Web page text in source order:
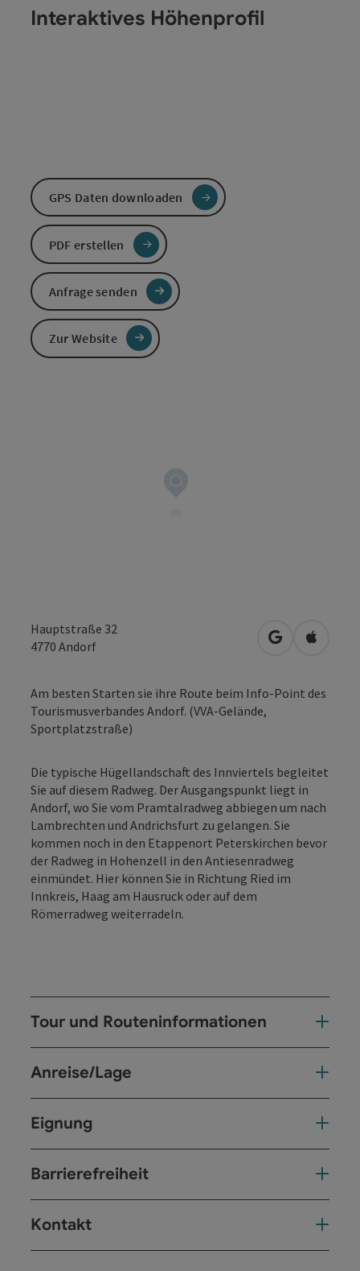
Hauptstraße 32
4770 Andorf in Google
in
Am besten Starten sie ihre Route beim Info-Point des
Tourismusverbandes Andorf. (VVA-Gelände,
Sportplatzstraße)
Die typische Hügellandschaft des Innviertels begleitet
Sie auf diesem Radweg. Der Ausgangspunkt liegt in
Andorf, wo Sie vom Pramtalradweg abbiegen um nach
Lambrechten und Andrichsfurt zu gelangen. Sie
kommen noch in den Etappenort Peterskirchen bevor
der Radweg in Hohenzell in den Antiesenradweg
einmündet. Hier können Sie in Richtung Ried im
Innkreis, Haag am Hausruck oder auf dem
Römerradweg weiterradeln.
Tour und Routeninformationen
Anreise/Lage
Eignung
Barrierefreiheit
Kontakt
Interaktives Höhenprofil
GPS Daten downloaden
PDF erstellen
Anfrage senden
Zur Website